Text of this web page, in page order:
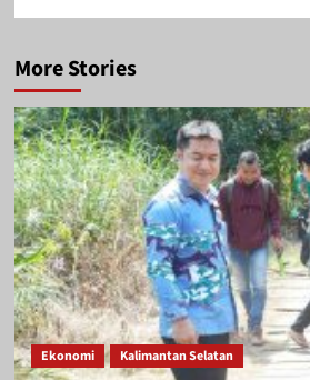
More Stories
Ekonomi Kalimantan Selatan